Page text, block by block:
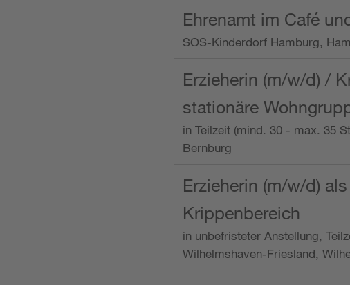
Ehrenamt im Café
SOS-Kinderdorf Hamburg,
Erzieherin (m/w/d) /
stationäre
in Teilzeit (mind. 30 - max. 35
Bernburg
Erzieherin (m/w/d)
Krippenbereich
in unbefristeter Anstellung,
Wilhelmshaven-Friesland,